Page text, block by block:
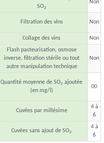
SO2
Non
Filtration des vins Non
Collage des vins Non
Flash pasteurisation, osmose
inverse, filtration stérile ou tout
autre manipulation technique
Non
Quantité moyenne de SO2 ajoutée
(en mg/l)
00
Cuvées par millésime
4 à
6
Cuvées sans ajout de SO2
4 à
6